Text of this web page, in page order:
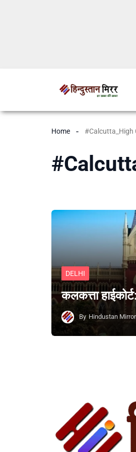
Home #Calcutta_High
DELHI
कलकत्ता
By Hindustan